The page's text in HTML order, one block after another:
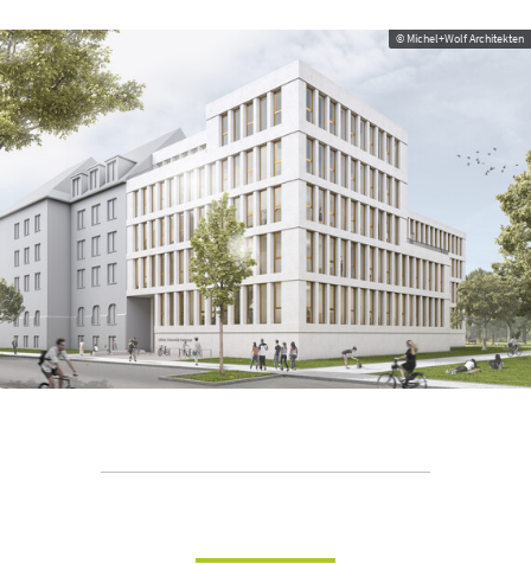
© Michel+Wolf Architekten